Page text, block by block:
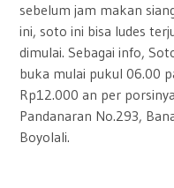
sebelum jam makan
ini, soto ini bisa ludes
dimulai. Sebagai info,
buka mulai pukul 06.00
Rp12.000 an per
Pandanaran No.293,
Boyolali.